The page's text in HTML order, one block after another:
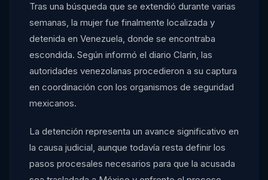
Tras una búsqueda que se extendió durante varias
semanas, la mujer fue finalmente localizada y
detenida en Venezuela, donde se encontraba
escondida. Según informó el diario Clarín, las
autoridades venezolanas procedieron a su captura
en coordinación con los organismos de seguridad
mexicanos.
La detención representa un avance significativo en
la causa judicial, aunque todavía resta definir los
pasos procesales necesarios para que la acusada